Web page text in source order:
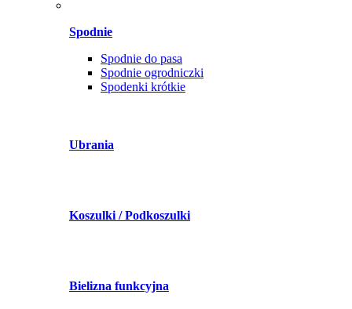
Spodnie
Spodnie do pasa
Spodnie ogrodniczki
Spodenki krótkie
Ubrania
Koszulki / Podkoszulki
Bielizna funkcyjna